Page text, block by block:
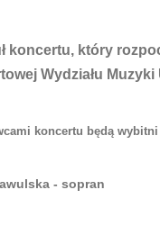
koncertu, który
Wydziału
koncertu będą
- sopran